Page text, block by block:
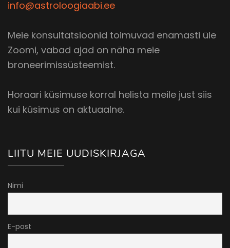
info@astroloogiaabi.ee
Meie konsultatsioonid toimuvad enamasti üle
Zoomi, vabad ajad on näha meie
broneerimissüsteemist.
Horaari küsimuse korral helista meile just siis
kui küsimus on aktuaalne.
LIITU MEIE UUDISKIRJAGA
Nimi
E-post